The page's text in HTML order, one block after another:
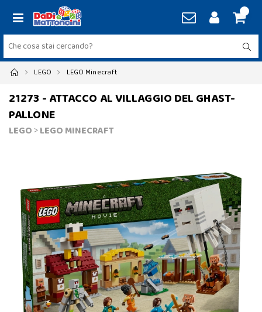
LEGO LEGO Minecraft
21273 - ATTACCO AL VILLAGGIO DEL GHAST-
PALLONE
LEGO>LEGO MINECRAFT